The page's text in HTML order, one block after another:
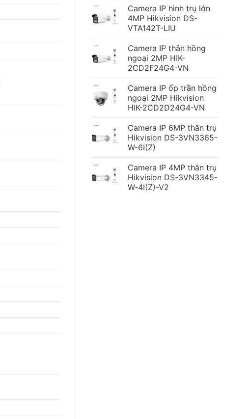
Camera IP hình trụ lớn
4MP Hikvision DS-
VTA142T-LIU
Camera IP thân hồng
ngoại 2MP HIK-
2CD2F24G4-VN
Camera IP ốp trần hồng
ngoại 2MP Hikvision
HIK-2CD2D24G4-VN
Camera IP 6MP thân trụ
Hikvision DS-3VN3365-
W-6I(Z)
Camera IP 4MP thân trụ
Hikvision DS-3VN3345-
W-4I(Z)-V2